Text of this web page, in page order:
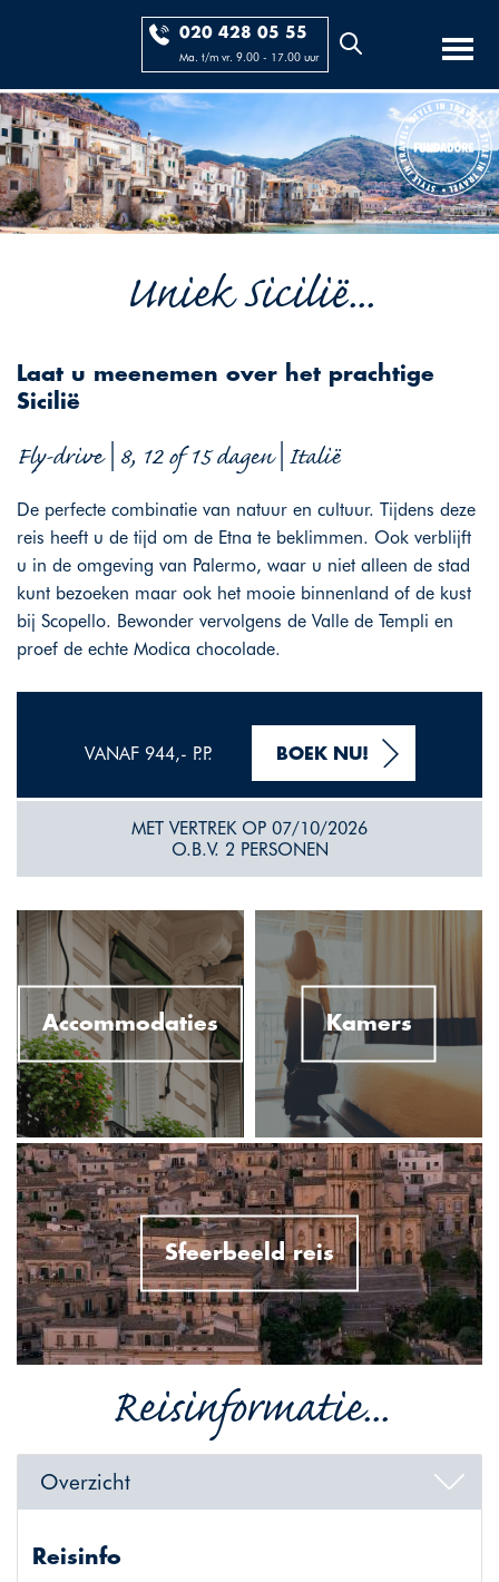
020 428 05 55
Ma. t/m vr. 9.00 - 17.00 uur
Uniek Sicilië...
Laat u meenemen over het prachtige
Sicilië
Fly-drive | 8, 12 of 15 dagen | Italië
De perfecte combinatie van natuur en cultuur. Tijdens deze
reis heeft u de tijd om de Etna te beklimmen. Ook verblijft
u in de omgeving van Palermo, waar u niet alleen de stad
kunt bezoeken maar ook het mooie binnenland of de kust
bij Scopello. Bewonder vervolgens de Valle de Templi en
proef de echte Modica chocolade.
VANAF 944,- P.P. BOEK NU!
MET VERTREK OP 07/10/2026
O.B.V. 2 PERSONEN
Accommodaties Kamers
Sfeerbeeld reis
Reisinformatie...
Overzicht
Reisinfo